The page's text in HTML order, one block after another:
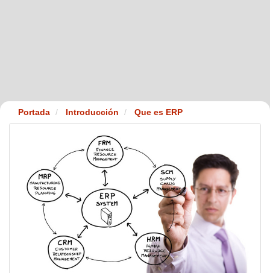
Portada Introducción Que es ERP